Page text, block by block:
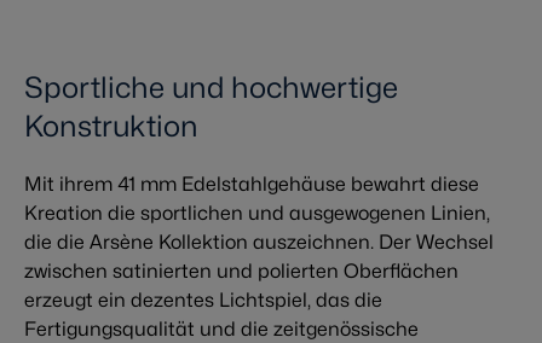
Sportliche und hochwertige
Konstruktion
Mit ihrem 41 mm Edelstahlgehäuse bewahrt diese
Kreation die sportlichen und ausgewogenen Linien,
die die Arsène Kollektion auszeichnen. Der Wechsel
zwischen satinierten und polierten Oberflächen
erzeugt ein dezentes Lichtspiel, das die
Fertigungsqualität und die zeitgenössische